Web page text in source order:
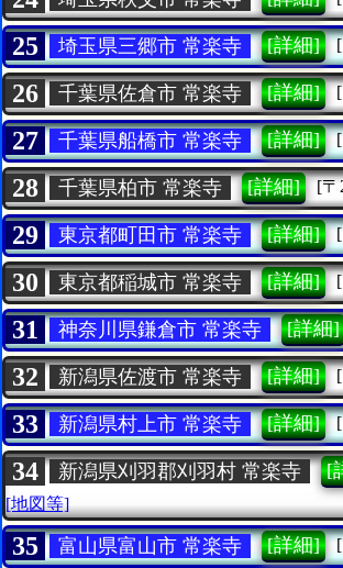
25 埼玉県三郷市 常楽寺 [詳細]
26 千葉県佐倉市 常楽寺 [詳細]
27 千葉県船橋市 常楽寺 [詳細]
28 千葉県柏市 常楽寺 [詳細] [〒
29 東京都町田市 常楽寺 [詳細]
30 東京都稲城市 常楽寺 [詳細]
31 神奈川県鎌倉市 常楽寺 [詳細]
32 新潟県佐渡市 常楽寺 [詳細]
33 新潟県村上市 常楽寺 [詳細]
34 新潟県刈羽郡刈羽村 常楽寺 [
[地図等]
35 富山県富山市 常楽寺 [詳細]